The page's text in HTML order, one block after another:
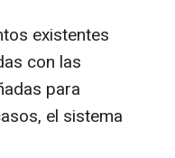
existentes
con las
para
el sistema